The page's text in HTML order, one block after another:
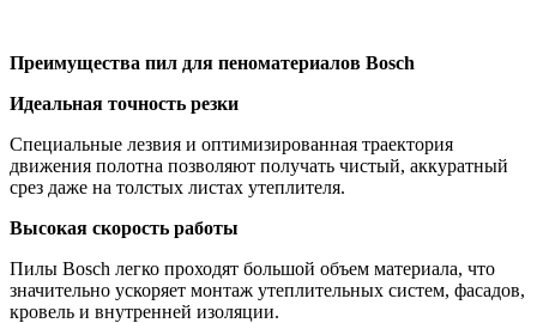
Преимущества пил для пеноматериалов Bosch
Идеальная точность резки
Специальные лезвия и оптимизированная траектория
движения полотна позволяют получать чистый, аккуратный
срез даже на толстых листах утеплителя.
Высокая скорость работы
Пилы Bosch легко проходят большой объем материала, что
значительно ускоряет монтаж утеплительных систем, фасадов,
кровель и внутренней изоляции.